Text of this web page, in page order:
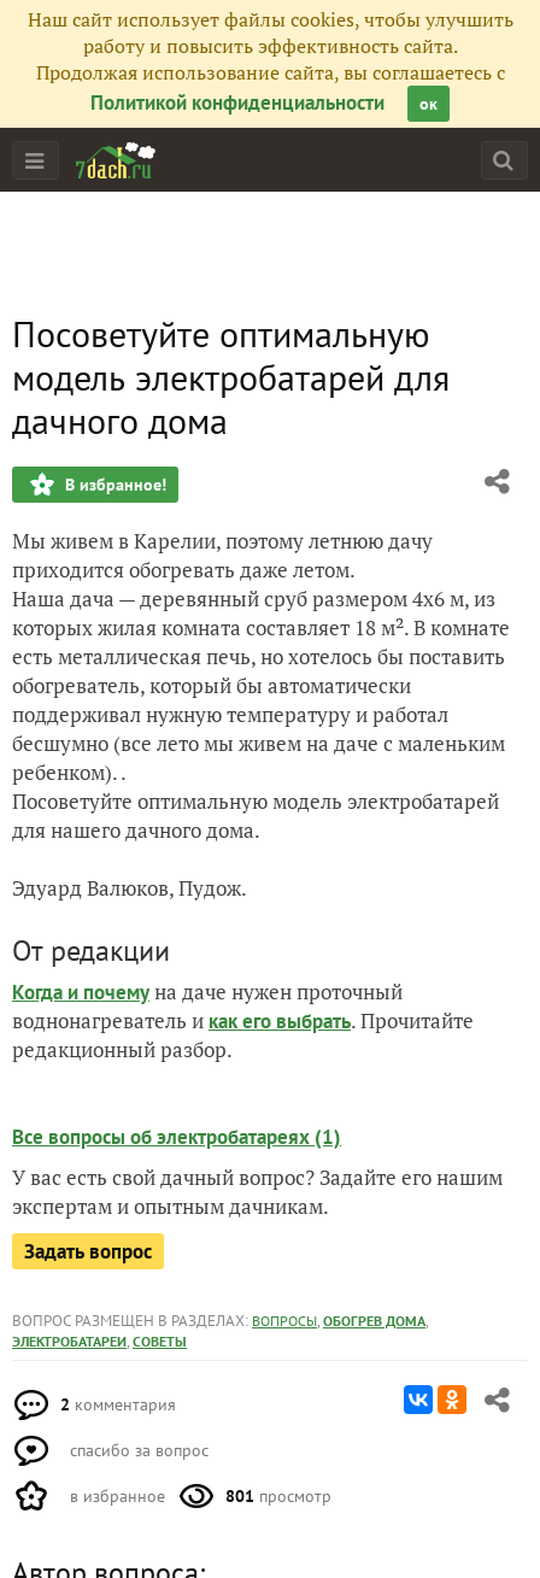
Наш сайт использует файлы cookies, чтобы улучшить
работу и повысить эффективность сайта.
Продолжая использование сайта, вы соглашаетесь с
Политикой конфиденциальности
ок
Посоветуйте оптимальную
модель электробатарей для
дачного дома
В избранное!
Мы живем в Карелии, поэтому летнюю дачу
приходится обогревать даже летом.
Наша дача — деревянный сруб размером 4х6 м, из
которых жилая комната составляет 18м². В комнате
есть металлическая печь, но хотелось бы поставить
обогреватель, который бы автоматически
поддерживал нужную температуру и работал
бесшумно (все лето мы живем на даче с маленьким
ребенком)..
Посоветуйте оптимальную модель электробатарей
для нашего дачного дома.
Эдуард Валюков, Пудож.
От редакции
Когда и почемуна даче нужен проточный
воднонагреватель и как его выбрать. Прочитайте
редакционный разбор.
Все вопросы об электробатареях (1)
У вас есть свой дачный вопрос? Задайте его нашим
экспертам и опытным дачникам.
Задать вопрос
ВОПРОС РАЗМЕЩЕН В РАЗДЕЛАХ: ВОПРОСЫ, ОБОГРЕВ ДОМА,
ЭЛЕКТРОБАТАРЕИ, СОВЕТЫ
2 комментария
спасибо за вопрос
в избранное 801 просмотр